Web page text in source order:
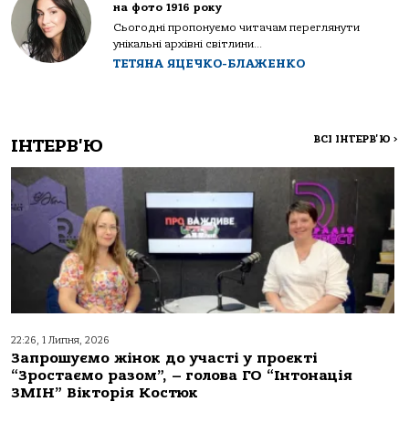
на фото 1916 року
Сьогодні пропонуємо читачам переглянути
унікальні архівні світлини...
ТЕТЯНА ЯЦЕЧКО-БЛАЖЕНКО
ІНТЕРВ'Ю ВСІ ІНТЕРВ'Ю >
22:26, 1 Липня, 2026
Запрошуємо жінок до участі у проєкті
“Зростаємо разом”, – голова ГО “Інтонація
ЗМІН” Вікторія Костюк